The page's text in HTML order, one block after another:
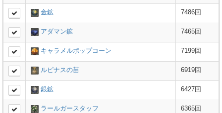
金鉱 7486回
アダマン鉱 7465回
キャラメルポップコーン 7199回
ルピナスの苗 6919回
銀鉱 6427回
ラールガースタッフ 6365回